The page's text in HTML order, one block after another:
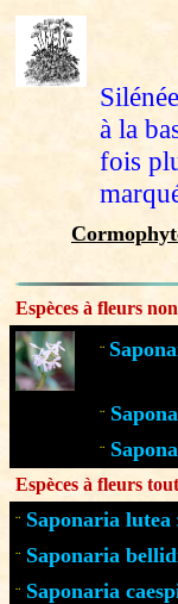
à la
fois
Espèces à fleurs
¨
¨
¨
Espèces à fleurs
¨ Saponaria lutea
¨ Saponaria
¨ Saponaria